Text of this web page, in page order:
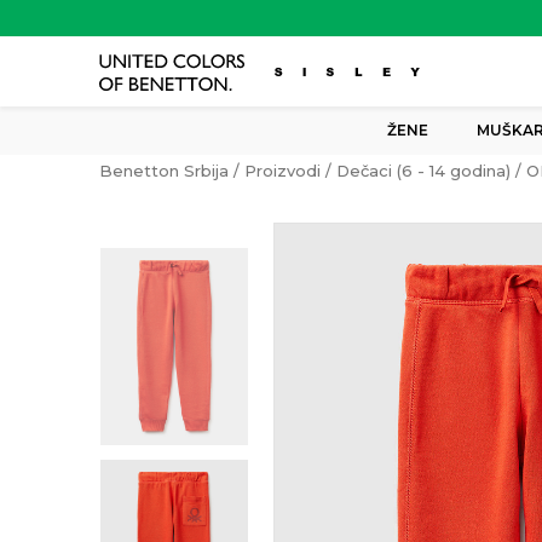
ŽENE
Benetton Srbija Proizvodi Dečaci (6 - 14 godina)